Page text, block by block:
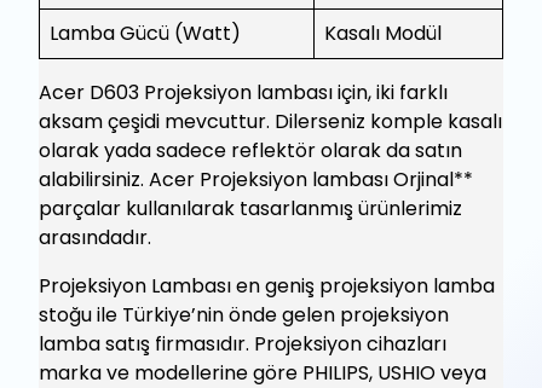
Lamba Gücü (Watt)
Kasalı Modül
Acer D603 Projeksiyon lambası için, iki farklı
aksam çeşidi mevcuttur. Dilerseniz komple kasalı
olarak yada sadece reflektör olarak da satın
alabilirsiniz. Acer Projeksiyon lambası Orjinal**
parçalar kullanılarak tasarlanmış ürünlerimiz
arasındadır.
Projeksiyon Lambası en geniş projeksiyon lamba
stoğu ile Türkiye’nin önde gelen projeksiyon
lamba satış firmasıdır. Projeksiyon cihazları
marka ve modellerine göre PHILIPS, USHIO veya